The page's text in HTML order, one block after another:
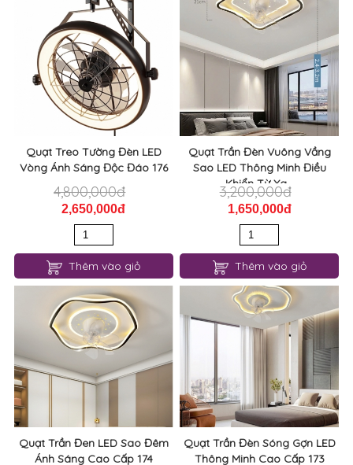
Quạt Treo Tường Đèn LED
Vòng Ánh Sáng Độc Đáo 176
4,800,000đ
2,650,000đ
Thêm vào giỏ
Quạt Trần Đèn Vuông Vầng
Sao LED Thông Minh Điều
Khiển Từ Xa...
3,200,000đ
1,650,000đ
Thêm vào giỏ
Quạt Trần Đen LED Sao Đêm
Ánh Sáng Cao Cấp 174
Quạt Trần Đèn Sóng Gợn LED
Thông Minh Cao Cấp 173